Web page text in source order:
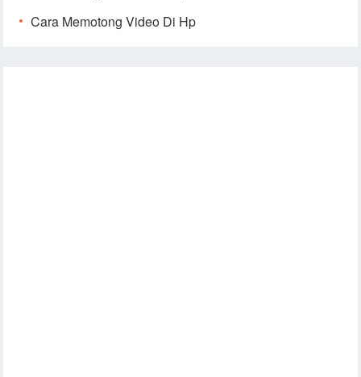
Cara Memotong Video Di Hp